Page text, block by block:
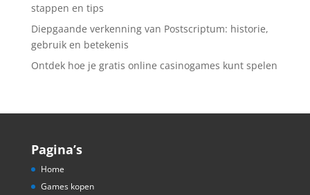
stappen en tips
Diepgaande verkenning van Postscriptum: historie,
gebruik en betekenis
Ontdek hoe je gratis online casinogames kunt spelen
Pagina’s
Home
Games kopen